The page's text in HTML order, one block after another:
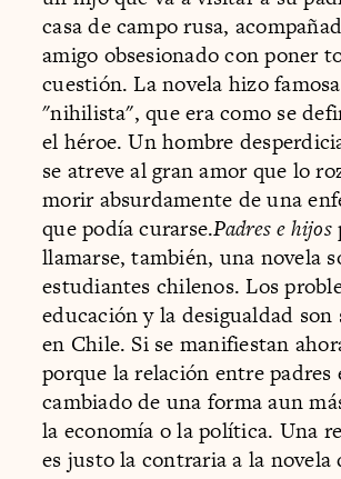
casa de campo rusa,
amigo obsesionado con poner
cuestión. La novela hizo
"nihilista", que era como se
el héroe. Un hombre
se atreve al gran amor que lo
morir absurdamente de una
que podía curarse.Padres e hijos
llamarse, también, una novela
estudiantes chilenos. Los
educación y la desigualdad son
en Chile. Si se manifiestan
porque la relación entre padres
cambiado de una forma aun
la economía o la política. Una
es justo la contraria a la novela